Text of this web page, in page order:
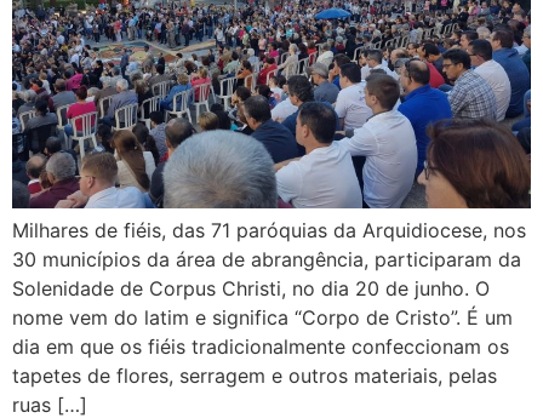
Milhares de fiéis, das 71 paróquias da Arquidiocese, nos
30 municípios da área de abrangência, participaram da
Solenidade de Corpus Christi, no dia 20 de junho. O
nome vem do latim e significa “Corpo de Cristo”. É um
dia em que os fiéis tradicionalmente confeccionam os
tapetes de flores, serragem e outros materiais, pelas
ruas […]